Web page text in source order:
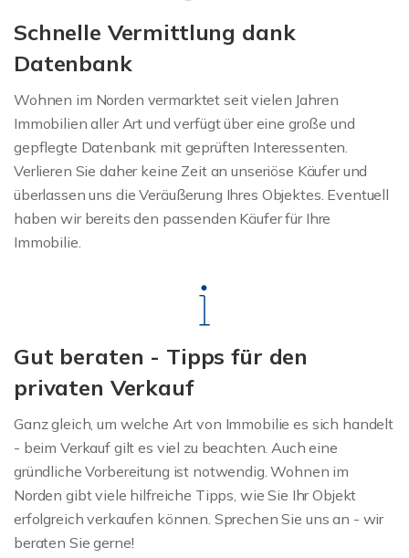
Schnelle Vermittlung dank
Datenbank
Wohnen im Norden vermarktet seit vielen Jahren
Immobilien aller Art und verfügt über eine große und
gepflegte Datenbank mit geprüften Interessenten.
Verlieren Sie daher keine Zeit an unseriöse Käufer und
überlassen uns die Veräußerung Ihres Objektes. Eventuell
haben wir bereits den passenden Käufer für Ihre
Immobilie.
Gut beraten - Tipps für den
privaten Verkauf
Ganz gleich, um welche Art von Immobilie es sich handelt
- beim Verkauf gilt es viel zu beachten. Auch eine
gründliche Vorbereitung ist notwendig. Wohnen im
Norden gibt viele hilfreiche Tipps, wie Sie Ihr Objekt
erfolgreich verkaufen können. Sprechen Sie uns an - wir
beraten Sie gerne!